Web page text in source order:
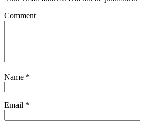
Comment
Name *
Email *